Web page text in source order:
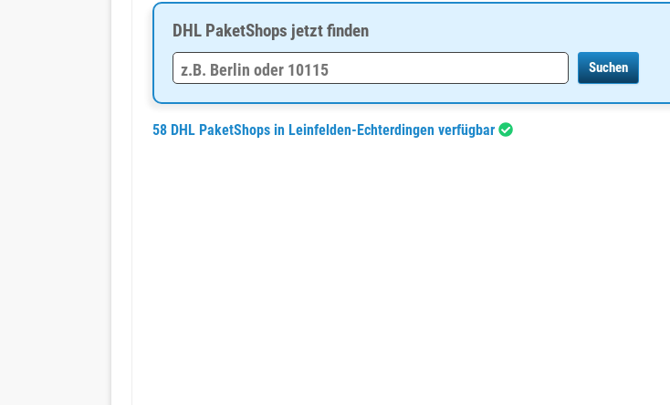
DHL PaketShops jetzt finden
58 DHL PaketShops in Leinfelden-Echterdingen verfügbar